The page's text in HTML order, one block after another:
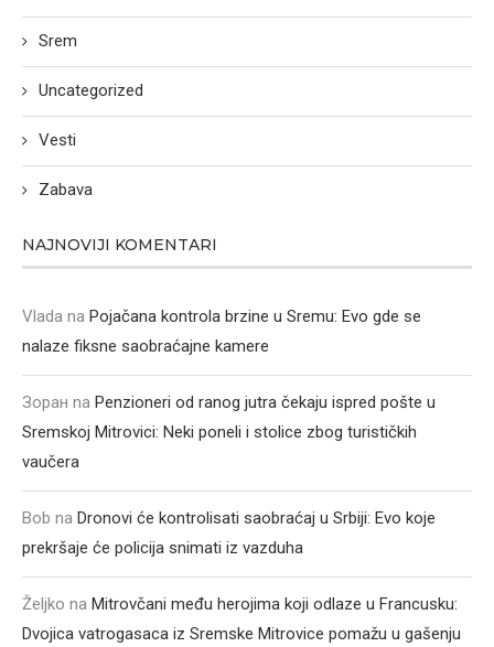
Srem
Uncategorized
Vesti
Zabava
NAJNOVIJI KOMENTARI
Vlada na Pojačana kontrola brzine u Sremu: Evo gde se
nalaze fiksne saobraćajne kamere
Зоран na Penzioneri od ranog jutra čekaju ispred pošte u
Sremskoj Mitrovici: Neki poneli i stolice zbog turističkih
vaučera
Bob na Dronovi će kontrolisati saobraćaj u Srbiji: Evo koje
prekršaje će policija snimati iz vazduha
Željko na Mitrovčani među herojima koji odlaze u Francusku:
Dvojica vatrogasaca iz Sremske Mitrovice pomažu u gašenju